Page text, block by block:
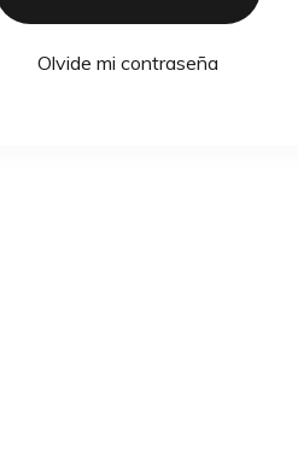
Olvide mi contraseña